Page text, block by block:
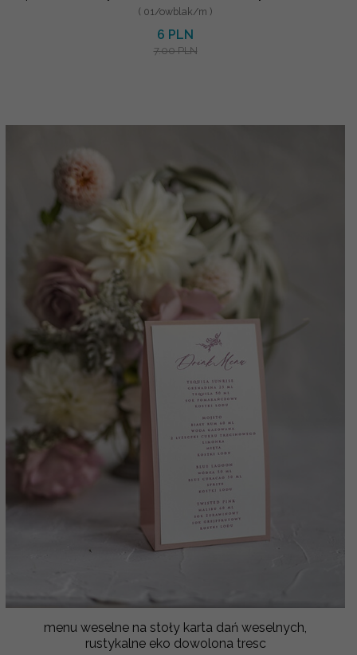
( 01/owblak/m )
6 PLN
7.00 PLN
menu weselne na stoły karta dań weselnych,
rustykalne eko dowolona tresc